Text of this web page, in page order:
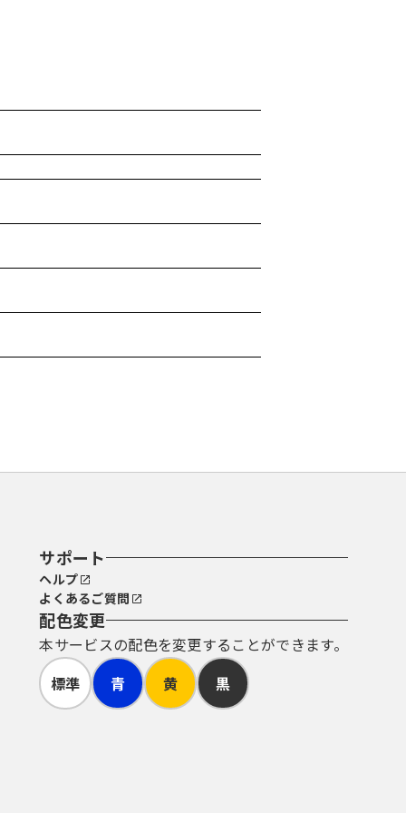
サポート
ヘルプ
よくあるご質問
配色変更
本サービスの配色を変更することができます。
標準
青 黄 黒